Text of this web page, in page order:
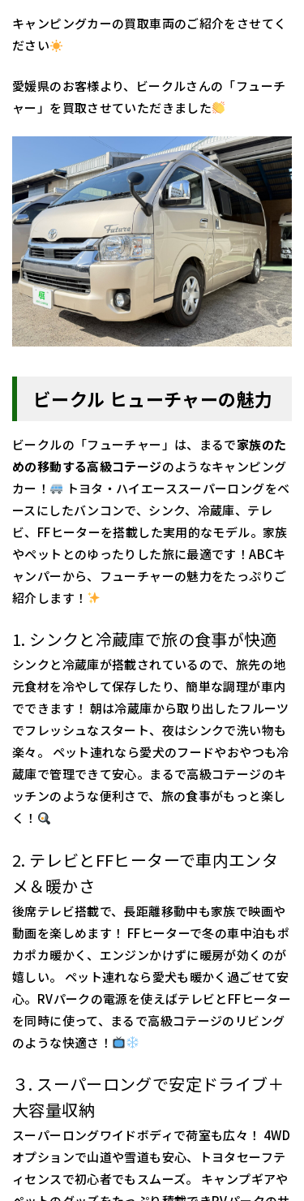
キャンピングカーの買取車両のご紹介をさせてく
ださい
愛媛県のお客様より、ビークルさんの「フューチ
ャー」を買取させていただきました
ビークル ヒューチャーの魅力
ビークルの「フューチャー」は、まるで家族のた
めの移動する高級コテージのようなキャンピング
カー！
トヨタ・ハイエーススーパーロングをベ
ースにしたバンコンで、シンク、冷蔵庫、テレ
ビ、FFヒーターを搭載した実用的なモデル。家族
やペットとのゆったりした旅に最適です！ABCキ
ャンパーから、フューチャーの魅力をたっぷりご
紹介します！
1. シンクと冷蔵庫で旅の食事が快適
シンクと冷蔵庫が搭載されているので、旅先の地
元食材を冷やして保存したり、簡単な調理が車内
でできます！ 朝は冷蔵庫から取り出したフルーツ
でフレッシュなスタート、夜はシンクで洗い物も
楽々。 ペット連れなら愛犬のフードやおやつも冷
蔵庫で管理できて安心。まるで高級コテージのキ
ッチンのような便利さで、旅の食事がもっと楽し
く！
2. テレビとFFヒーターで車内エンタ
メ＆暖かさ
後席テレビ搭載で、長距離移動中も家族で映画や
動画を楽しめます！ FFヒーターで冬の車中泊もポ
カポカ暖かく、エンジンかけずに暖房が効くのが
嬉しい。 ペット連れなら愛犬も暖かく過ごせて安
心。RVパークの電源を使えばテレビとFFヒーター
を同時に使って、まるで高級コテージのリビング
のような快適さ！
３. スーパーロングで安定ドライブ＋
大容量収納
スーパーロングワイドボディで荷室も広々！ 4WD
オプションで山道や雪道も安心、トヨタセーフテ
ィセンスで初心者でもスムーズ。 キャンプギアや